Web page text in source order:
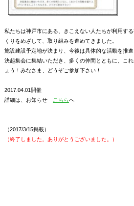
私たちは神戸市にある、きこえない人たちが利用す
くりをめざして、取り組みを進めてきました。
施設建設予定地が決まり、今後は具体的な活動を推進
決起集会に集結いただき、多くの仲間とともに、こ
ょう！みなさま、どうぞご参加下さい！
2017.04.01開催
詳細は、お知らせ
こちらへ
（2017/3/15掲載）
（終了しました。ありがとうございました。）